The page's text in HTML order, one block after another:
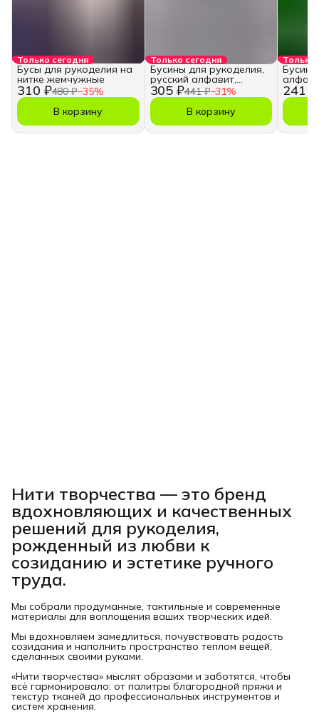
Только сегодня
310 ₽480 ₽−35%
Бусы для рукоделия на
нитке жемчужные
В корзину
Только сегодня
305 ₽441 ₽−31%
Бусины для рукоделия,
русский алфавит,
кубики
В корзину
Только
241 ₽
Нити творчества — это бренд
вдохновляющих и качественных
решений для рукоделия,
рожденный из любви к
созиданию и эстетике ручного
труда.
Мы собрали продуманные, тактильные и современные
материалы для воплощения ваших творческих идей.
Мы вдохновляем замедлиться, почувствовать радость
созидания и наполнить пространство теплом вещей,
сделанных своими руками.
«Нити творчества» мыслят образами и заботятся, чтобы
всё гармонировало: от палитры благородной пряжи и
текстур тканей до профессиональных инструментов и
систем хранения.